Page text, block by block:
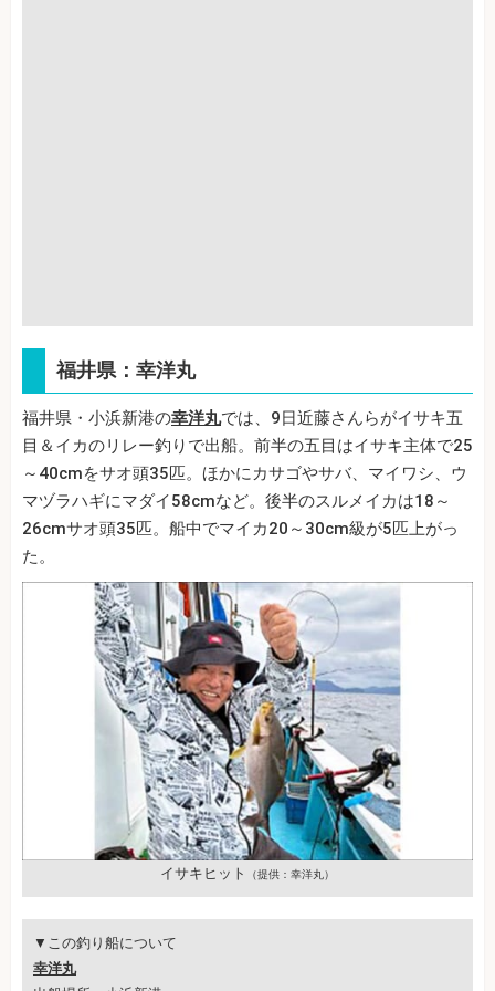
福井県：幸洋丸
福井県・小浜新港の幸洋丸では、9日近藤さんらがイサキ五
目＆イカのリレー釣りで出船。前半の五目はイサキ主体で25
～40cmをサオ頭35匹。ほかにカサゴやサバ、マイワシ、ウ
マヅラハギにマダイ58cmなど。後半のスルメイカは18～
26cmサオ頭35匹。船中でマイカ20～30cm級が5匹上がっ
た。
イサキヒット （提供：幸洋丸）
▼この釣り船について
幸洋丸